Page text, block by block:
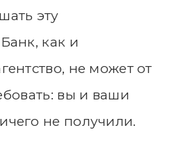
эту
как и
не может от
вы и ваши
не получили.